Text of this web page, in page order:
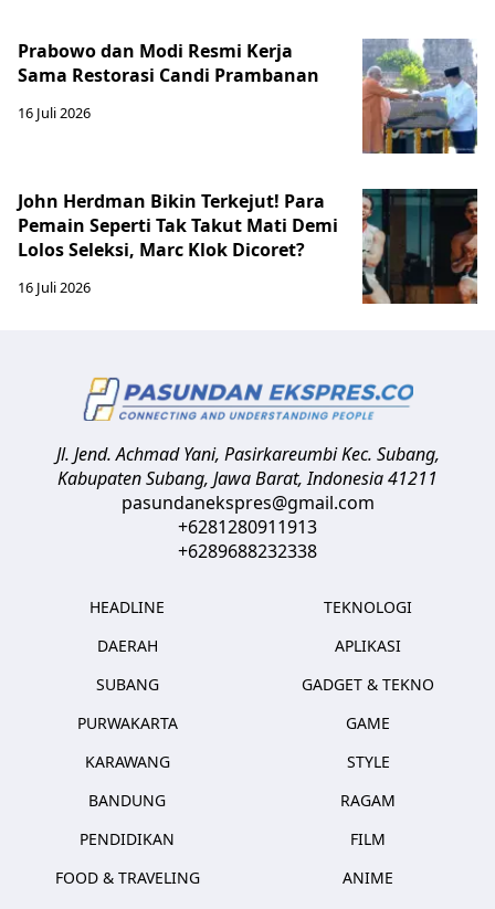
Prabowo dan Modi Resmi Kerja
Sama Restorasi Candi Prambanan
16 Juli 2026
John Herdman Bikin Terkejut! Para
Pemain Seperti Tak Takut Mati Demi
Lolos Seleksi, Marc Klok Dicoret?
16 Juli 2026
Jl. Jend. Achmad Yani, Pasirkareumbi Kec. Subang,
Kabupaten Subang, Jawa Barat,Indonesia41211
pasundanekspres@gmail.com
+6281280911913
+6289688232338
HEADLINE
DAERAH
SUBANG
PURWAKARTA
KARAWANG
BANDUNG
PENDIDIKAN
FOOD & TRAVELING
TEKNOLOGI
APLIKASI
GADGET & TEKNO
GAME
STYLE
RAGAM
FILM
ANIME